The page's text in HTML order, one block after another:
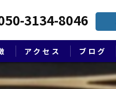
3134-8046
アクセス
漫画特集
ブログ